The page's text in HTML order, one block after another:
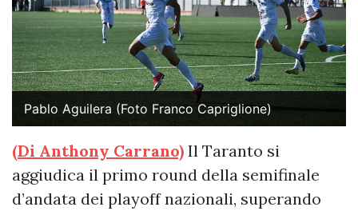
Pablo Aguilera (Foto Franco Capriglione)
(Di Anthony Carrano) Il Taranto si
aggiudica il primo round della semifinale
d’andata dei playoff nazionali, superando